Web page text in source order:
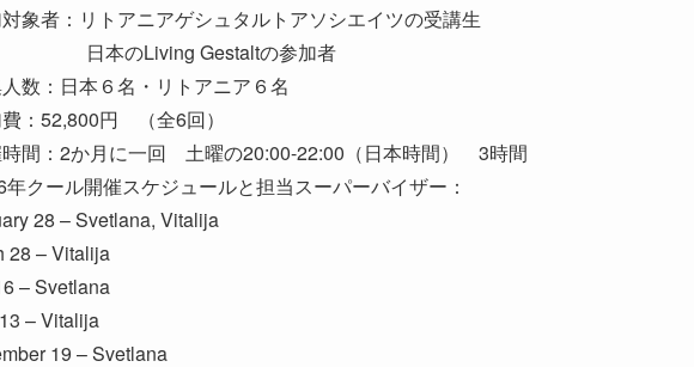
象者：リトアニアゲシュタルトアソシエイツの受講生
のLiving Gestaltの参加者
数：日本６名・リトアニア６名
：52,800円 （全6回）
間：2か月に一回 土曜の20:00-22:00（日本時間） 3時間
年クール開催スケジュールと担当スーパーバイザー：
28 – Svetlana, Vitalija
28 – Vitalija
– Svetlana
– Vitalija
19 – Svetlana